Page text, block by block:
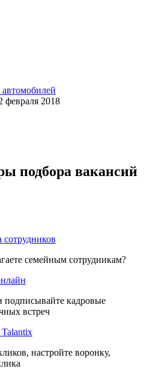
февраля 2018
подбора вакансий
семейным сотрудникам?
подписывайте кадровые
встреч
Talantix
настройте воронку,